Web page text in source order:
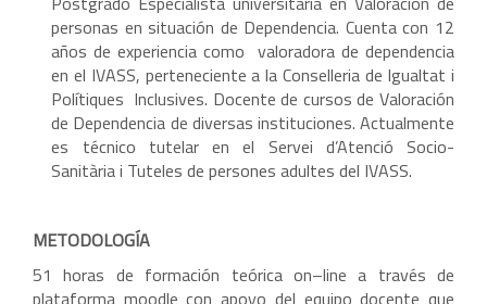
personas en situación de Dependencia. Cuenta con 12
años de experiencia como valoradora de dependencia
en el IVASS, perteneciente a la Conselleria de Igualtat i
Polítiques Inclusives. Docente de cursos de Valoración
de Dependencia de diversas instituciones. Actualmente
es técnico tutelar en el Servei d’Atenció Socio-
Sanitària i Tuteles de persones adultes del IVASS.
METODOLOGÍA
51 horas de formación teórica on–line a través de